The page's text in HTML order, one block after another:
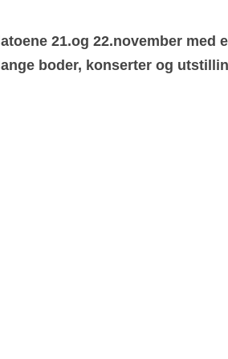
21.og 22.november med
boder, konserter og